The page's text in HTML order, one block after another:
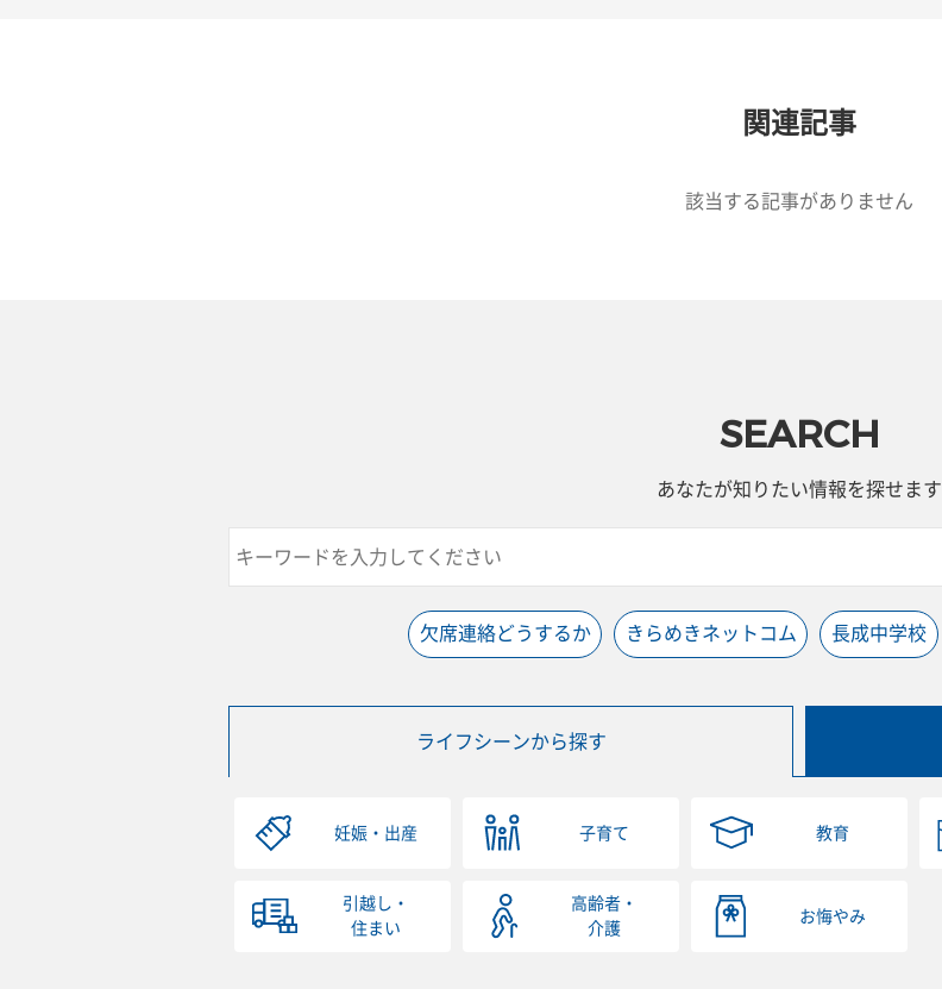
関連記事
該当する記事がありません
SEARCH
あなたが知りたい情報を探せます
欠席連絡どうするか きらめきネットコム 長成中学校
ライフシーンから探す
妊娠・出産 子育て 教育
引越し・
住まい
高齢者・
介護
お悔やみ